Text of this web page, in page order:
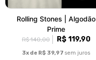
Rolling Stones | Algodão
Prime
R$ 140,00 R$ 119,90
3x de R$ 39,97 sem juros